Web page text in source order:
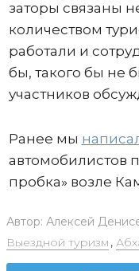
заторы связаны
количеством
работали и
бы, такого бы не
участников
Ранее мы
автомобилистов
пробка» возле
Автор: Алексей
Выездной туризм ,